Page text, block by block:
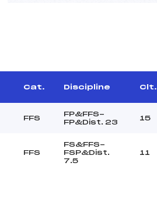
Cat. Discipline Clt.
FFS
FP&FFS-
FP&Dist. 23
15
FFS
FS&FFS-
FSP&Dist.
7.5
11